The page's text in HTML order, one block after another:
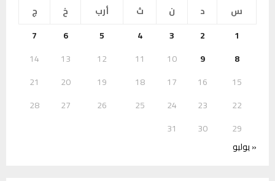
س
د ن ث أرب خ
ج
1
2
3
4
5
6
7
8
9
10
11
12
13
14
15
16
17
18
19
20
21
22
23
24
25
26
27
28
29
30
31
« يوليو